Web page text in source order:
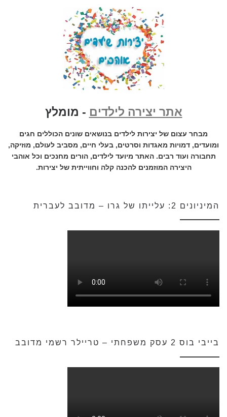
אתר יצירה לילדים - מומלץ
מבחר עצום של יצירות לילדים בנושאים שונים הכוללים חגים
ומועדים, דמויות מאגדות וסרטים, בעלי חיים, מסביב לעולם, מוזיקה,
תחבורה ועוד רבים. האתר מיועד לילדים, הורים מחנכים וכל אוהבי
היצירה המוזמנים להכנה קלה וחווייתית של יצירות.
המיניונים 2: עלייתו של גרו – מדובב לעברית
בייבי בוס 2 עסק משפחתי – טריילר רשמי מדובב